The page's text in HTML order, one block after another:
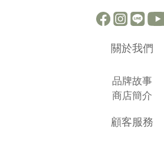
關於我們
品牌故事
商店簡介
顧客服務